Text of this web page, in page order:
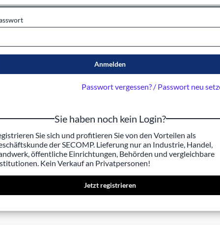
Anmelden
Passwort vergessen? / Passwort neu
Sie haben noch kein Login?
Sie sich und profitieren Sie von den Vorteilen als
der SECOMP. Lieferung nur an Industrie, Handel,
öffentliche Einrichtungen, Behörden und vergleichbare
Kein Verkauf an Privatpersonen!
Jetzt registrieren